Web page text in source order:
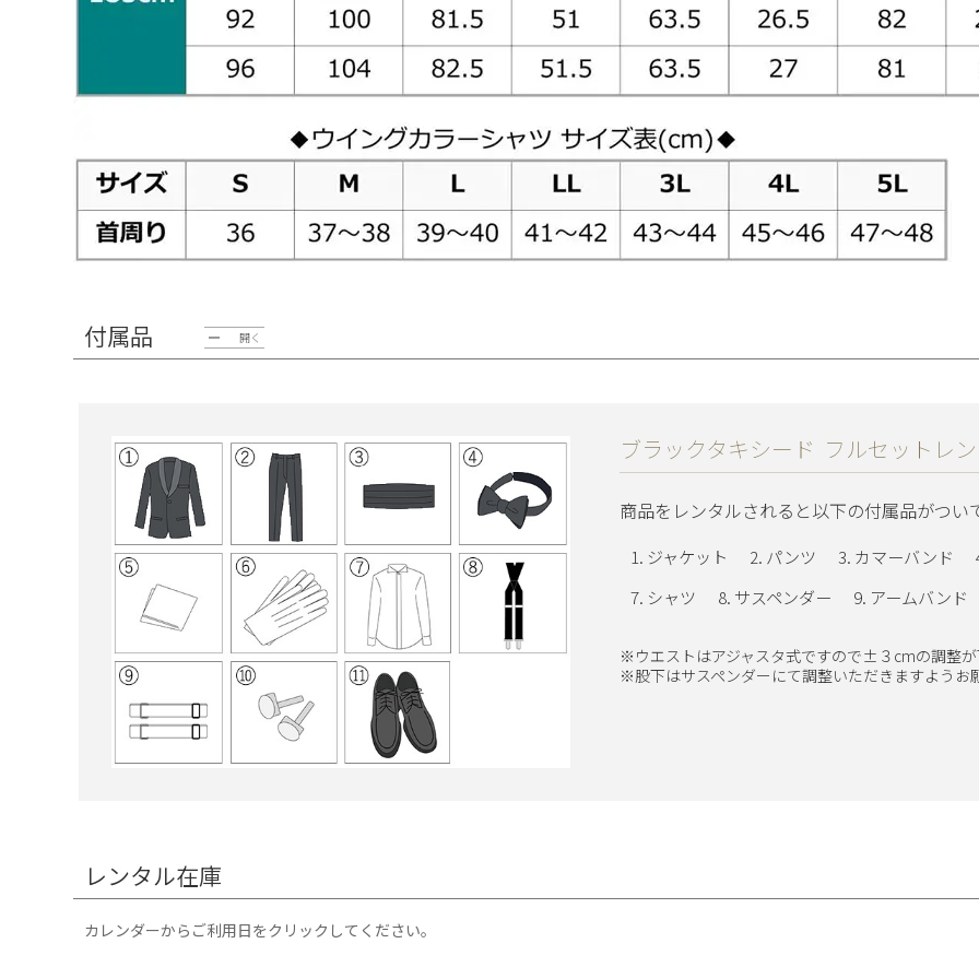
付属品 開く
ブラックタキシード フルセットレ
商品をレンタルされると以下の付属品がつい
ジャケット パンツ
カマーバンド
シャツ
サスペンダー アームバンド
※ウエストはアジャスタ式ですので±３cmの調整
※股下はサスペンダーにて調整いただきますようお
レンタル在庫
カレンダーからご利用日をクリックしてください。